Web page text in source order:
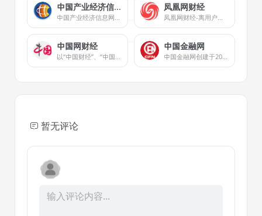
中国产业经济信息网
中国产业经济信息网由中宣部主管的中国报业协会主办,成立于1997年,经国务院新闻办批准,首批获得国家级网络新闻媒体资格,并承担着为中国产业经济发展提供政策分析及资讯传播的责任和使命。
凤凰网财经
凤凰网财经-离用户最近的财经媒体
中国网财经
以“中国财经”、“中国财经APP”、中国财经双微等为核心业务平台，实现多屏互动，重点关注宏观经济、金融、证券、上市公司、房产、科技等领域，为用户提供时效、专业、全面的财经信息及综合类服务。
中国金融网
中国金融网创建于2002年，是中国金融领域的知名品牌。
暂无评论